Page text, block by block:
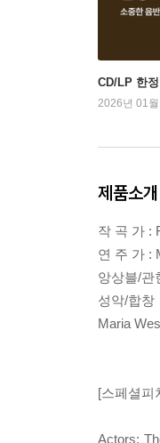
CD/LP 한
2026년 01
제품소개
작 곡 가 :
연 주 가 :
앙상블/관
성악/합창
Maria
[스페셜피
Actors: